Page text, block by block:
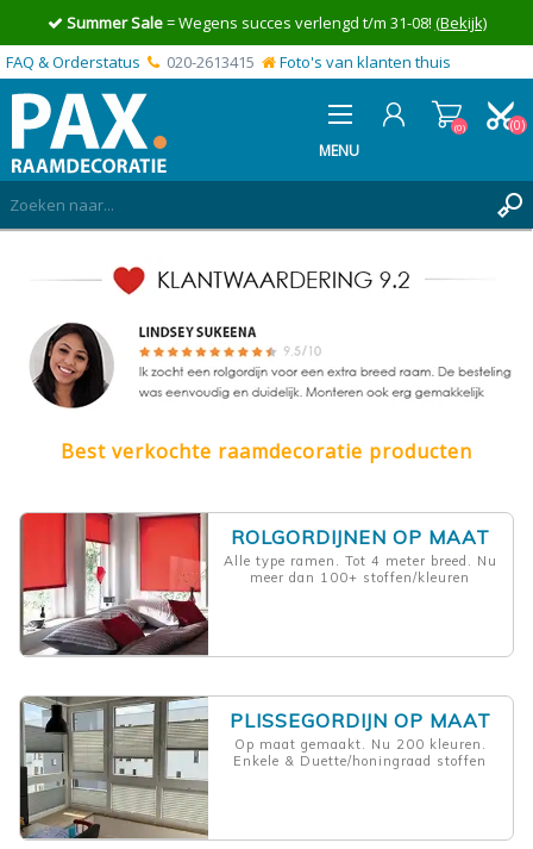
Summer Sale= Wegens succes verlengd t/m 31-08! (Bekijk)
FAQ & Orderstatus
020-2613415 Foto's van klanten thuis
MENU
INLOGGEN
MIJN OFFERTE
(0)
(0)
Best verkochte raamdecoratie producten
ROLGORDIJNEN OP MAAT
Alle type ramen. Tot 4 meter breed. Nu
meer dan 100+ stoffen/kleuren
PLISSEGORDIJN OP MAAT
Op maat gemaakt. Nu 200 kleuren.
Enkele & Duette/honingraad stoffen